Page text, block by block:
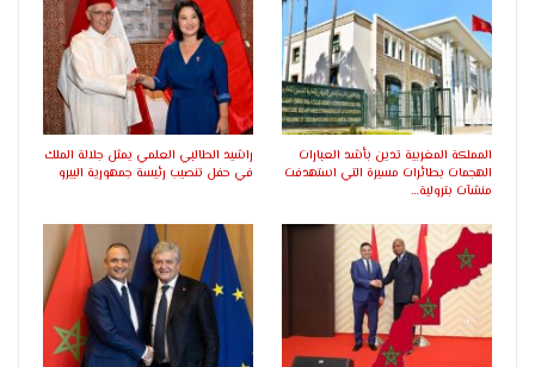
المملكة المغربية تدين بأشد العبارات
الهجمات بطائرات مسيرة التي استهدفت
منشآت بترولية…
راشيد الطالبي العلمي يمثل جلالة الملك
في حفل تنصيب رئيسة جمهورية البيرو